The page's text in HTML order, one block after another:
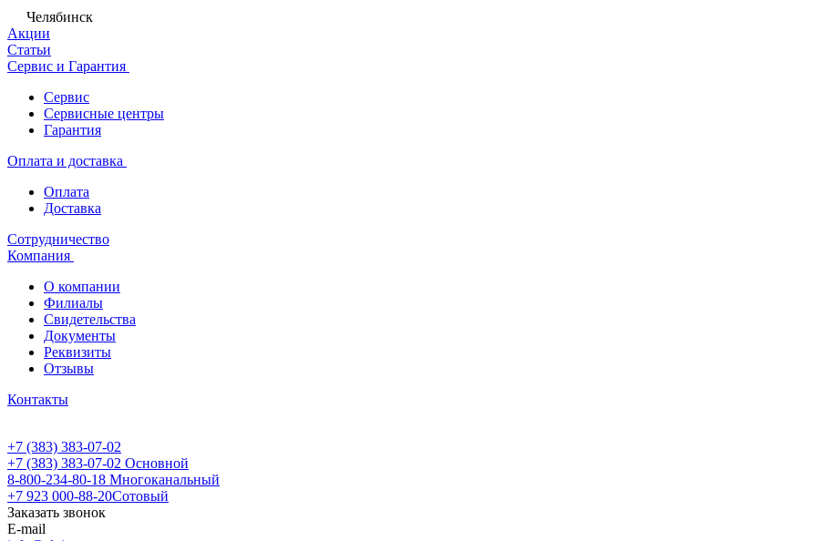
Челябинск
Акции
Статьи
Сервис и Гарантия
Сервис
Сервисные центры
Гарантия
Оплата и доставка
Оплата
Доставка
Сотрудничество
Компания
О компании
Филиалы
Свидетельства
Документы
Реквизиты
Отзывы
Контакты
+7 (383) 383-07-02
+7 (383) 383-07-02 Основной
8-800-234-80-18 Многоканальный
+7 923 000-88-20Сотовый
Заказать звонок
E-mail